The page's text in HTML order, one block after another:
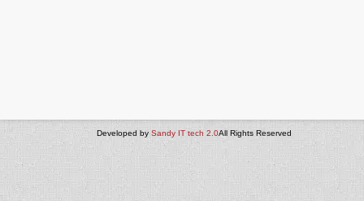
Developed bySandy IT tech 2.0All Rights Reserved